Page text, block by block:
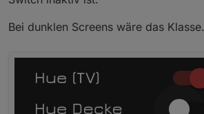
Bei dunklen Screens wäre das Klasse.